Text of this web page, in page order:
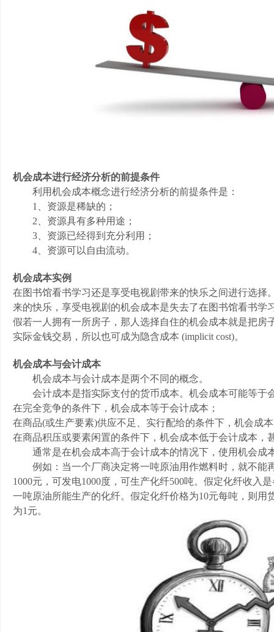
机会成本进行经济分析的前提条件
利用机会成本概念进行经济分析的前提条件是：
1、资源是稀缺的；
2、资源具有多种用途；
3、资源已经得到充分利用；
4、资源可以自由流动。
机会成本实例
在图书馆看书学习还是享受电视剧带来的快乐之间进行选
来的快乐，享受电视剧的机会成本是失去了在图书馆看书学
假若一人拥有一所房子，那人选择自住的机会成本就是把
实际金钱交易，所以也可成为隐含成本 (implicit cost)。
机会成本与会计成本
机会成本与会计成本是两个不同的概念。
会计成本是指实际支付的货币成本。机会成本可能等于
在完全竞争的条件下，机会成本等于会计成本；
在商品(或生产要素)供应不足、实行配给的条件下，机会成
在商品积压或要素闲置的条件下，机会成本低于会计成本，
通常是在机会成本高于会计成本的情况下，使用机会成
例如：当一个厂商决定将一吨原油用作燃料时，就不能
1000元，可发电1000度，可生产化纤500吨。假定化纤收入
一吨原油所能生产的化纤。假定化纤价格为10元每吨，则
为1元。